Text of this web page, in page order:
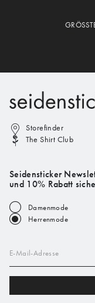
Storefinder
The Shirt Club
Seidensticker
und 10% Rabatt
Damenmode
Herrenmode
E-Mail-Adresse